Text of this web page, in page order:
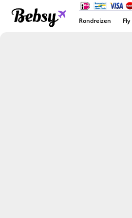
Rondreizen